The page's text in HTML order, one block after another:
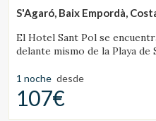
S'Agaró, Baix Empordà,
El Hotel Sant Pol se
delante mismo de la Playa de
1 noche desde
107€